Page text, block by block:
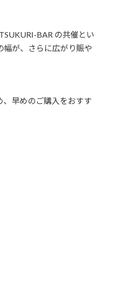
BAR の共催とい
幅が、さらに広がり賑や
、早めのご購入をおすす